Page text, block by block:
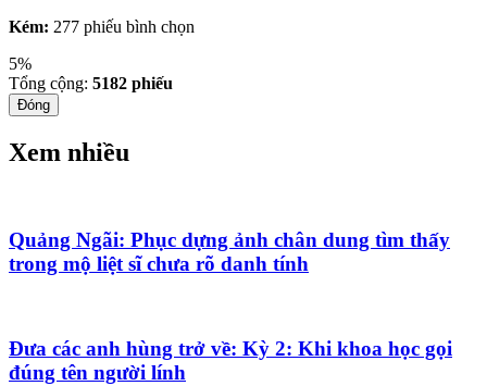
Kém: 277 phiếu bình chọn
5%
Tổng cộng: 5182 phiếu
Đóng
Xem nhiều
Quảng Ngãi: Phục dựng ảnh chân dung tìm thấy
trong mộ liệt sĩ chưa rõ danh tính
Đưa các anh hùng trở về: Kỳ 2: Khi khoa học gọi
đúng tên người lính